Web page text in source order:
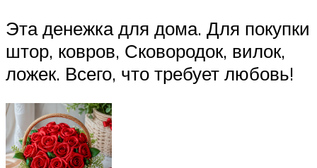
Эта денежка для дома. Для покупки
штор, ковров, Сковородок, вилок,
ложек. Всего, что требует любовь!